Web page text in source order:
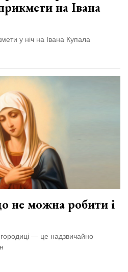
на Івана
у ніч на Івана Купала
не можна робити і
— це надзвичайно